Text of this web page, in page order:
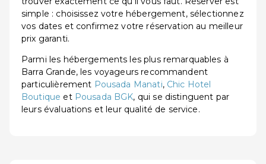
simple : choisissez votre hébergement, sélectionnez
vos dates et confirmez votre réservation au meilleur
prix garanti.
Parmi les hébergements les plus remarquables à
Barra Grande, les voyageurs recommandent
particulièrement Pousada Manati, Chic Hotel
Boutique et Pousada BGK, qui se distinguent par
leurs évaluations et leur qualité de service.